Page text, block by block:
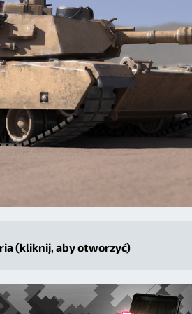
(kliknij, aby otworzyć)